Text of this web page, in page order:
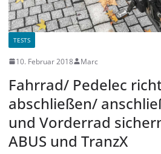
TESTS
10. Februar 2018 Marc
Fahrrad/ Pedelec
abschließen/
und Vorderrad
ABUS und TranzX